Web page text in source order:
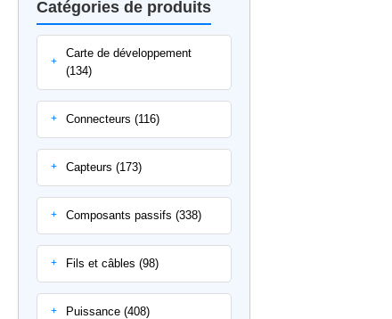
Catégories de produits
+
Carte de développement
(134)
+ Connecteurs (116)
+ Capteurs (173)
+ Composants passifs (338)
+ Fils et câbles (98)
+ Puissance (408)